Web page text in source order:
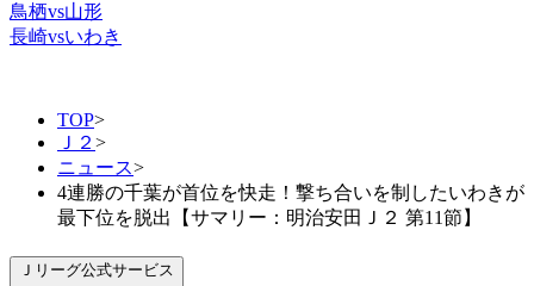
鳥栖vs山形
長崎vsいわき
TOP>
Ｊ２ >
ニュース>
4連勝の千葉が首位を快走！撃ち合いを制したいわきが
最下位を脱出【サマリー：明治安田Ｊ２ 第11節】
Ｊリーグ公式サービス